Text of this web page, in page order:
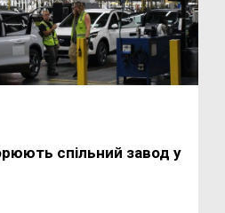
спільний завод у